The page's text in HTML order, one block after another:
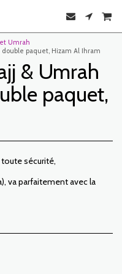
Umrah
paquet, Hizam Al Ihram
& Umrah
paquet,
sécurité,
va parfaitement avec la